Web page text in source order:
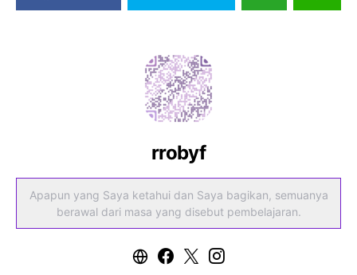
rrobyf
Apapun yang Saya ketahui dan Saya bagikan, semuanya
berawal dari masa yang disebut pembelajaran.